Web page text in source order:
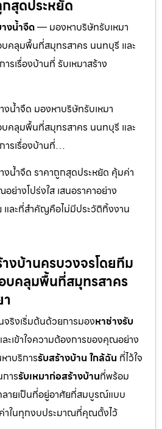
สุดประหยัด
งน้ำจืด— มองหาบริษัทรับเหมา
คลุมพื้นที่สมุทรสาคร นนทบุรี และ
เรื่องบ้านที่ รับเหมาสร้าง
น้ำจืด มองหาบริษัทรับเหมา
คลุมพื้นที่สมุทรสาคร นนทบุรี และ
ารเรื่องบ้านที่…
น้ำจืด ราคาถูกสุดประหยัด คุ้มค่า
ย่างโปร่งใส เสนอราคาอย่าง
และที่สำคัญคือไม่มีประวัติทิ้งงาน
งบ้านครบวงจรโดยทีม
บคลุมพื้นที่สมุทรสาคร
จริงเริ่มต้นด้วยการมองหาช่างรับ
ะเข้าใจความต้องการของคุณอย่าง
าบริการรับสร้างบ้าน ใกล้ฉัน ที่ไว้ใจ
ารรับเหมาก่อสร้างบ้านที่พร้อม
ลายเป็นที่อยู่อาศัยที่สมบูรณ์แบบ
าในทุกงบประมาณที่คุณตั้งไว้